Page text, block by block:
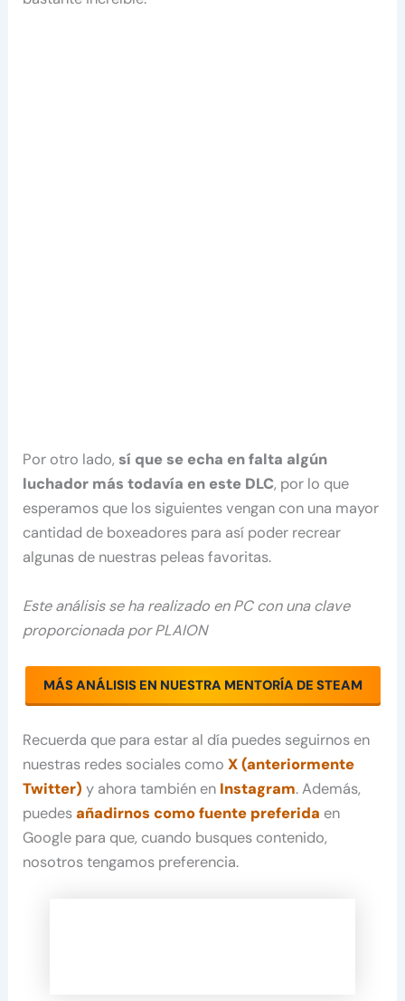
Por otro lado,sí que se echa en falta algún
luchador más todavía en este DLC, por lo que
esperamos que los siguientes vengan con una mayor
cantidad de boxeadores para así poder recrear
algunas de nuestras peleas favoritas.
Este análisis se ha realizado en PC con una clave
proporcionada por PLAION
MÁS ANÁLISIS EN NUESTRA MENTORÍA DE STEAM
Recuerda que para estar al día puedes seguirnos en
nuestras redes sociales comoX (anteriormente
Twitter) y ahora también en Instagram. Además,
puedesañadirnos como fuente preferida en
Google para que, cuando busques contenido,
nosotros tengamos preferencia.